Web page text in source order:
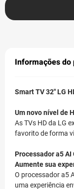
Informações do
Smart TV 32" LG
Um novo nível de
As TVs HD da LG
favorito de forma
Processador a5 AI
Aumente sua
O processador a5
uma experiência